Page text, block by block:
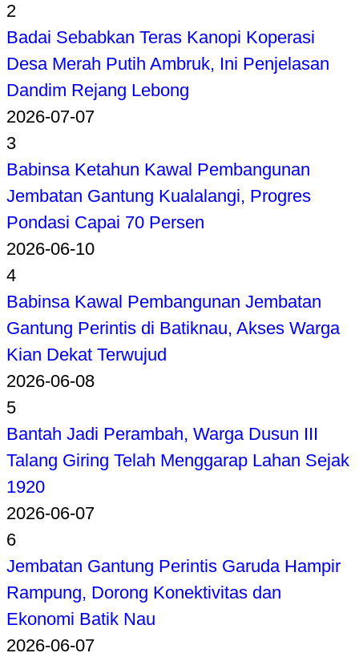
2
Badai Sebabkan Teras Kanopi Koperasi
Desa Merah Putih Ambruk, Ini Penjelasan
Dandim Rejang Lebong
2026-07-07
3
Babinsa Ketahun Kawal Pembangunan
Jembatan Gantung Kualalangi, Progres
Pondasi Capai 70 Persen
2026-06-10
4
Babinsa Kawal Pembangunan Jembatan
Gantung Perintis di Batiknau, Akses Warga
Kian Dekat Terwujud
2026-06-08
5
Bantah Jadi Perambah, Warga Dusun III
Talang Giring Telah Menggarap Lahan Sejak
1920
2026-06-07
6
Jembatan Gantung Perintis Garuda Hampir
Rampung, Dorong Konektivitas dan
Ekonomi Batik Nau
2026-06-07